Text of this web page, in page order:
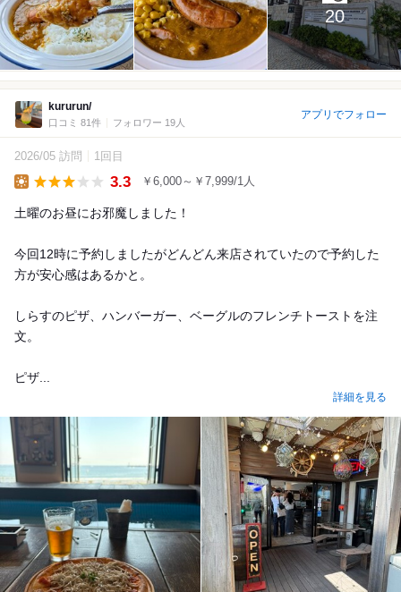
20
kururun/
口コミ 81件 フォロワー 19人
アプリでフォロー
2026/05 訪問 1回目
3.3 ￥6,000～￥7,999/1人
土曜のお昼にお邪魔しました！
今回12時に予約しましたがどんどん来店されていたので予約した
方が安心感はあるかと。
しらすのピザ、ハンバーガー、ベーグルのフレンチトーストを注
文。
ピザ...
詳細を見る